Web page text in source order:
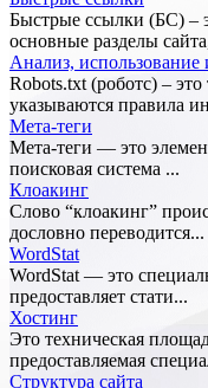
Быстрые ссылки (БС) –
основные разделы
Анализ,
Robots.txt (роботс) –
указываются правила
Мета-теги
Мета-теги — это
поисковая система ...
Клоакинг
Слово “клоакинг”
дословно переводится...
WordStat
WordStat — это
предоставляет стати...
Хостинг
Это техническая
предоставляемая
Структура сайта